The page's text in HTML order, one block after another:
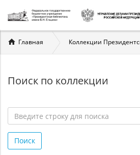
Вы
здесь
Главная Коллекции
Поиск по коллекции
строку
для
Поиск